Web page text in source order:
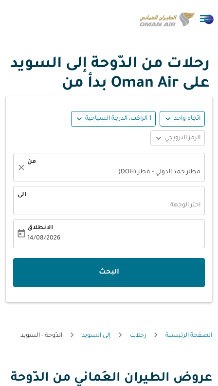

رحلات من الدّوحة إلى السويد
على Oman Air بدأ من
اتجاه واحد expand_more 1 الراكب, الدرجة السياحية expand_more
الرمز الترويجي expand_more
من
مطار حمد الدولي - قطر (DOH)
close
الى
اختر الوجهة
الانطلاق
14/08/2026
today
البحث
الصفحة الرئيسية رحلات إلى السويد الدّوحة - السويد
عروض الطيران العُماني من الدّوحة